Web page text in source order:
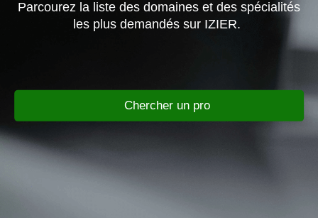
Parcourez la liste des domaines et des spécialités
les plus demandés sur IZIER.
Chercher un pro